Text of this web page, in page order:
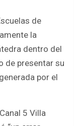
de
la
dentro del
de presentar su
por el
5 Villa